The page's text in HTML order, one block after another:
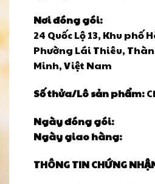
Nơi đóng gói:
24 Quốc Lộ 13, Khu phố
Phường Lái Thiêu,
Minh, Việt Nam
Số thửa/Lô sản phẩm:
Ngày đóng gói:
Ngày giao hàng:
THÔNG TIN CHỨNG